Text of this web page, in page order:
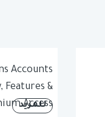
Accounts
Features &
Access
للمزيد